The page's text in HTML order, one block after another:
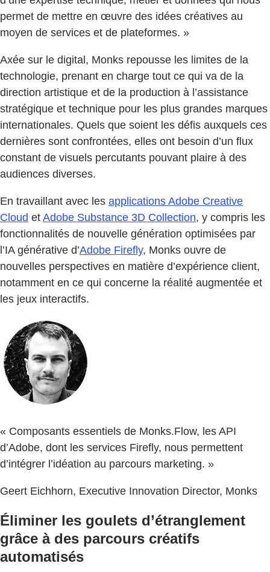
permet de mettre en œuvre des idées créatives au
moyen de services et de plateformes. »
Axée sur le digital, Monks repousse les limites de la
technologie, prenant en charge tout ce qui va de la
direction artistique et de la production à l’assistance
stratégique et technique pour les plus grandes marques
internationales. Quels que soient les défis auxquels ces
dernières sont confrontées, elles ont besoin d’un flux
constant de visuels percutants pouvant plaire à des
audiences diverses.
En travaillant avec les applications Adobe Creative
Cloud et Adobe Substance 3D Collection, y compris les
fonctionnalités de nouvelle génération optimisées par
l’IA générative d’Adobe Firefly, Monks ouvre de
nouvelles perspectives en matière d’expérience client,
notamment en ce qui concerne la réalité augmentée et
les jeux interactifs.
« Composants essentiels de Monks.Flow, les API
d’Adobe, dont les services Firefly, nous permettent
d’intégrer l’idéation au parcours marketing. »
Geert Eichhorn, Executive Innovation Director, Monks
Éliminer les goulets d’étranglement
grâce à des parcours créatifs
automatisés